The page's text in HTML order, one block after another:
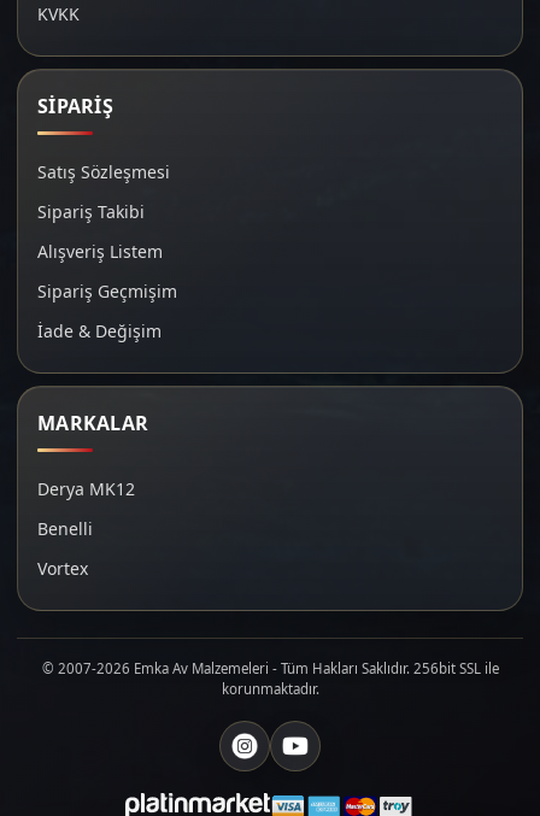
KVKK
SİPARİŞ
Satış Sözleşmesi
Sipariş Takibi
Alışveriş Listem
Sipariş Geçmişim
İade & Değişim
MARKALAR
Derya MK12
Benelli
Vortex
© 2007-2026 Emka Av Malzemeleri - Tüm Hakları Saklıdır. 256bit SSL ile
korunmaktadır.